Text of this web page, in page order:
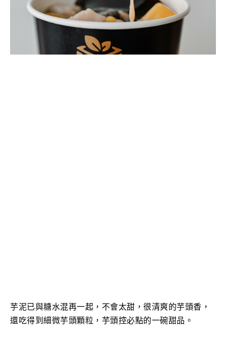
芋泥已與糖水混再一起，不會太甜，很清爽的芋頭香 ，
還吃得到細微芋頭顆粒，芋頭控必點的一碗甜品。